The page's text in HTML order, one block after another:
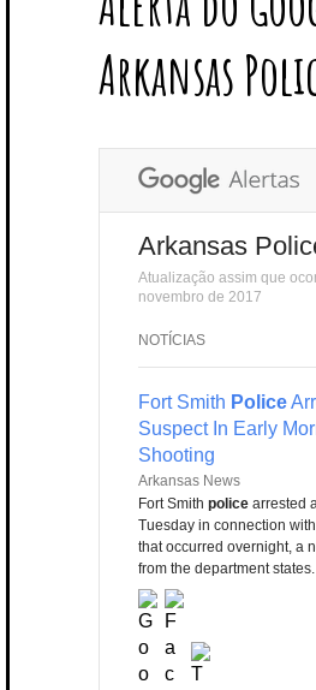
E
R
B
O
O
K
L
E
P
L
U
E
R
S
E
D
I
N
A
G
R
A
M
Arkansas
Arkansas
Atualização assim que
novembro de 2017
NOTÍCIAS
Fort Smith Police
Suspect In Early
Shooting
Arkansas News
Fort Smith police arrested
Tuesday in connection
that occurred overnight, a
from the department